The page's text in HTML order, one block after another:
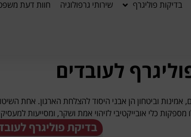
בדיקות פוליגרף שירותי גרפולוגיה חוות דעת
לעובדים
אמינות וביטחון הן אבני היסוד להצלחת הארגון. אחת
כלי אובייקטיבי לזיהוי אמת ושקר, ומסייעות